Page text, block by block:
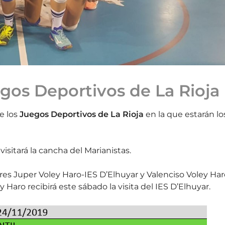
Deportivos de La Rioja
los Juegos Deportivos de La Rioja en la que estarán
la cancha del Marianistas.
Juper Voley Haro-IES D’Elhuyar y Valenciso Voley
recibirá este sábado la visita del IES D’Elhuyar.